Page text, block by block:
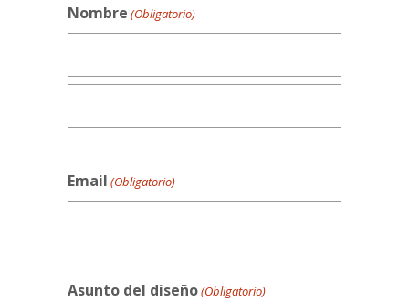
Nombre (Obligatorio)
Email (Obligatorio)
Asunto del diseño(Obligatorio)